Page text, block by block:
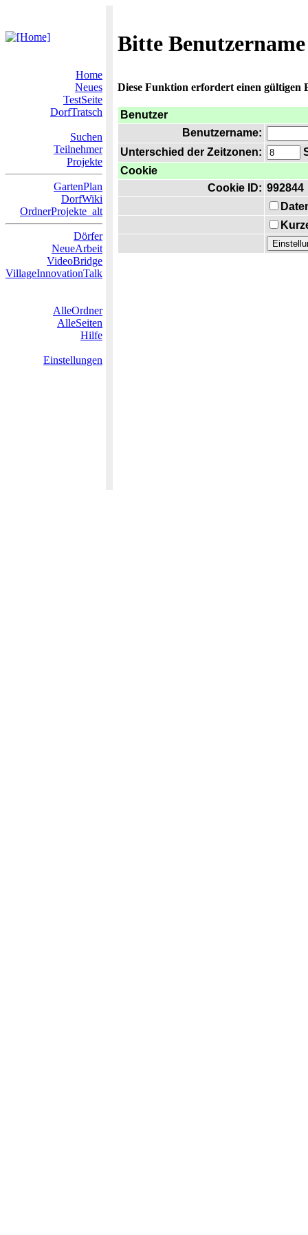
Bitte
Home
Neues
TestSeite
DorfTratsch
Suchen
Teilnehmer
Projekte
GartenPlan
DorfWiki
OrdnerProjekte_alt
Dörfer
NeueArbeit
VideoBridge
VillageInnovationTalk
AlleOrdner
AlleSeiten
Hilfe
Einstellungen
Diese Funktion erfordert einen gültigen
Benutzer
Benutzername:
Unterschied der Zeitzonen:
Cookie
Cookie ID: 992844